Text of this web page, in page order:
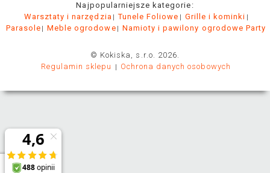
Najpopularniejsze kategorie:
Warsztaty i narzędzia
Tunele Foliowe
Grille i kominki
Parasole
Meble ogrodowe Namioty i pawilony ogrodowe Party
© Kokiska, s.r.o. 2026.
Regulamin sklepu
Ochrona danych osobowych